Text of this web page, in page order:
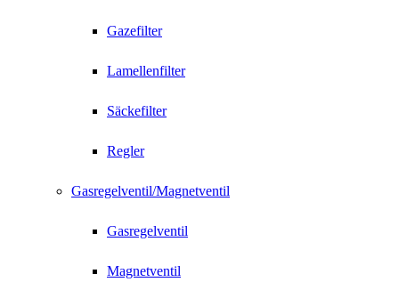
Gazefilter
Lamellenfilter
Säckefilter
Regler
Gasregelventil/Magnetventil
Gasregelventil
Magnetventil